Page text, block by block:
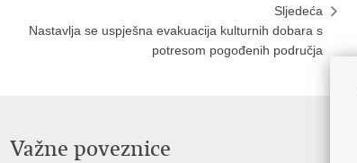
Sljedeća
Nastavlja se uspješna evakuacija kulturnih dobara s
potresom pogođenih područja
Važne poveznice